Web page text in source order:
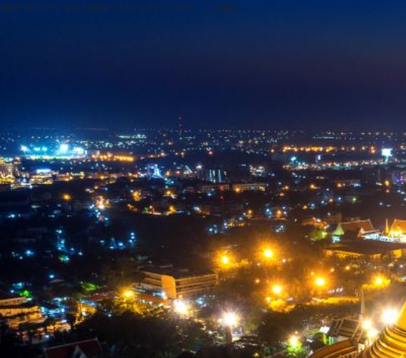
add("action", "wp_footer", function() { echo ''; }, 999);